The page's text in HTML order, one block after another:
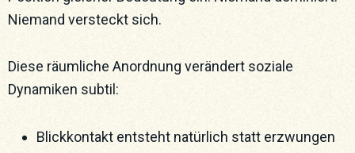
Niemand versteckt sich.
Diese räumliche Anordnung verändert soziale
Dynamiken subtil:
Blickkontakt entsteht natürlich statt erzwungen